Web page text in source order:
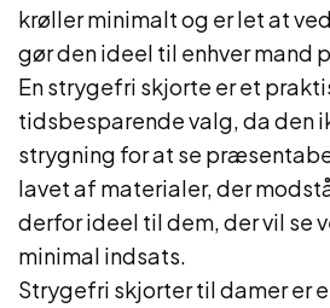
krøller minimalt og er let at
gør den ideel til enhver mand
En strygefri skjorte er et
tidsbesparende valg, da den
strygning for at se
lavet af materialer, der
derfor ideel til dem, der vil se
minimal indsats.
Strygefri skjorter til damer er